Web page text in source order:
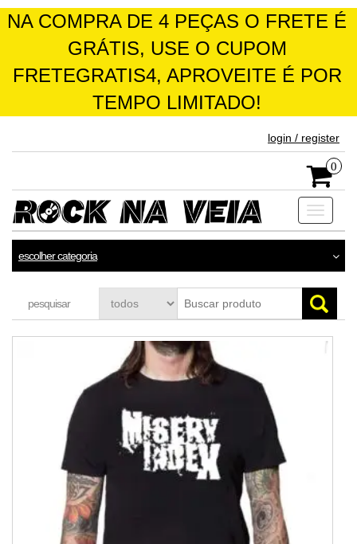
NA COMPRA DE 4 PEÇAS O FRETE É
GRÁTIS, USE O CUPOM
FRETEGRATIS4, APROVEITE É POR
TEMPO LIMITADO!
login / register
0
Toggle
escolher categoria
pesquisar